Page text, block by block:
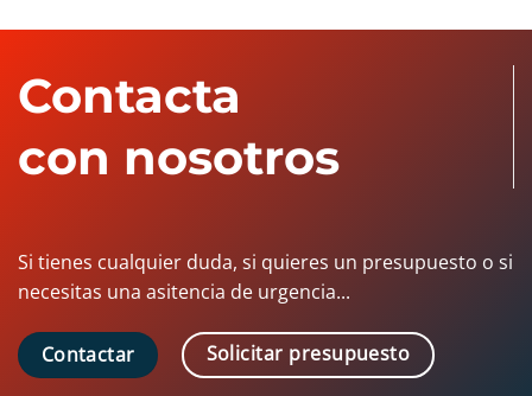
Contacta
con nosotros
Si tienes cualquier duda, si quieres un presupuesto o si
necesitas una asitencia de urgencia...
Contactar Solicitar presupuesto